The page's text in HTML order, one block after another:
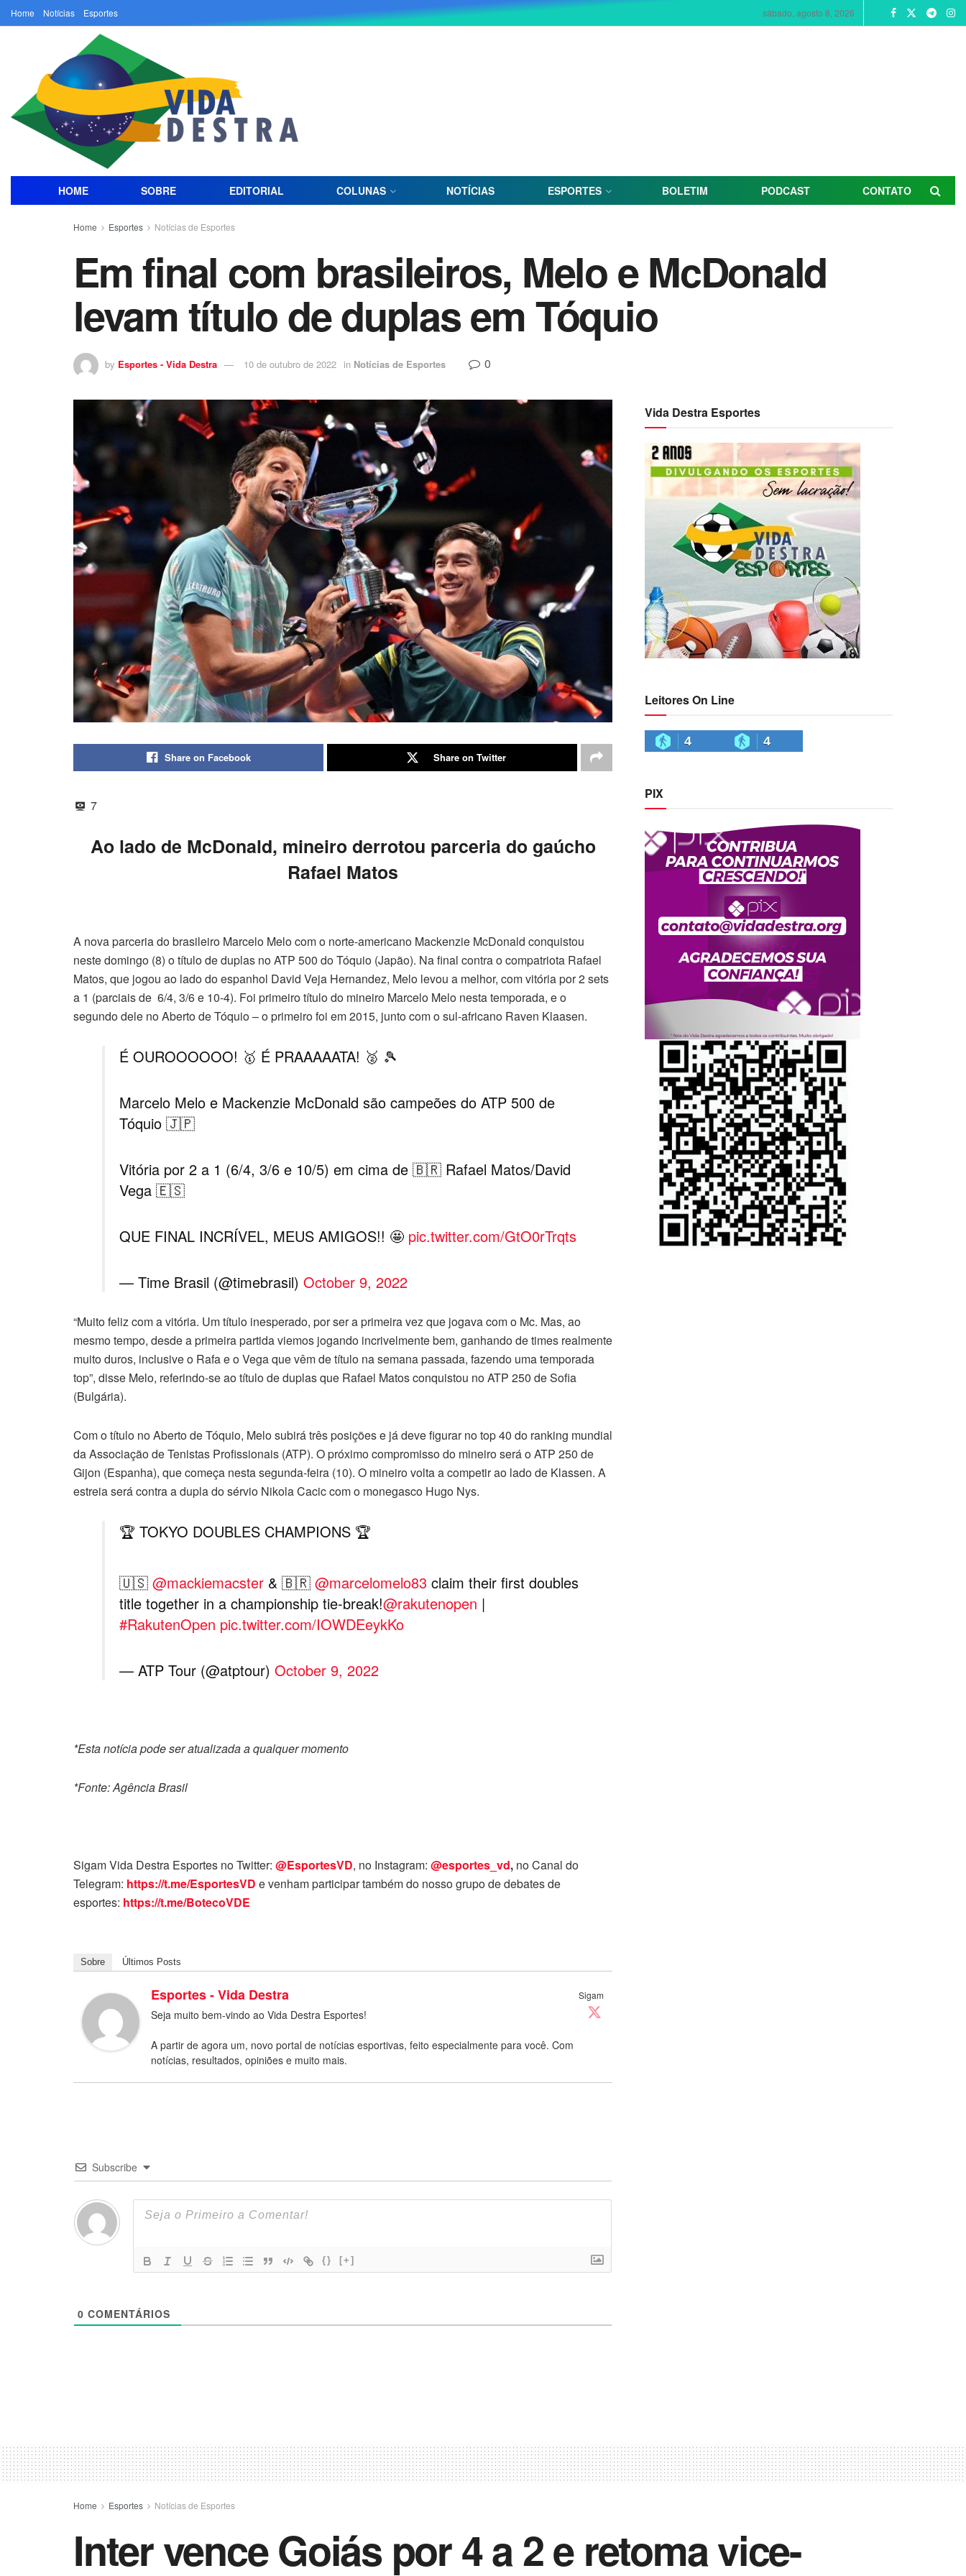
Home Notícias Esportes sábado, agosto 8, 2026
HOME SOBRE EDITORIAL COLUNAS NOTÍCIAS ESPORTES BOLETIM PODCAST CONTATO
Home Esportes Notícias de Esportes
Em final com brasileiros, Melo e McDonald
levam título de duplas em Tóquio
by Esportes - Vida Destra 10 de outubro de 2022 in Notícias de Esportes 0
Share on Facebook Share on Twitter
7
Ao lado de McDonald, mineiro derrotou parceria do gaúcho
Rafael Matos
A nova parceria do brasileiro Marcelo Melo com o norte-americano Mackenzie McDonald conquistou
neste domingo (8) o título de duplas no ATP 500 do Tóquio (Japão). Na final contra o compatriota Rafael
Matos, que jogou ao lado do espanhol David Veja Hernandez, Melo levou a melhor, com vitória por 2 sets
a 1 (parciais de 6/4, 3/6 e 10-4). Foi primeiro título do mineiro Marcelo Melo nesta temporada, e o
segundo dele no Aberto de Tóquio – o primeiro foi em 2015, junto com o sul-africano Raven Klaasen.
É OUROOOOOO! 🥇 É PRAAAAATA! 🥈 🎾
Marcelo Melo e Mackenzie McDonald são campeões do ATP 500 de
Tóquio 🇯🇵
Vitória por 2 a 1 (6/4, 3/6 e 10/5) em cima de 🇧🇷 Rafael Matos/David
Vega 🇪🇸
QUE FINAL INCRÍVEL, MEUS AMIGOS!! 🤩 pic.twitter.com/GtO0rTrqts
— Time Brasil (@timebrasil) October 9, 2022
“Muito feliz com a vitória. Um título inesperado, por ser a primeira vez que jogava com o Mc. Mas, ao
mesmo tempo, desde a primeira partida viemos jogando incrivelmente bem, ganhando de times realmente
muito duros, inclusive o Rafa e o Vega que vêm de título na semana passada, fazendo uma temporada
top”, disse Melo, referindo-se ao título de duplas que Rafael Matos conquistou no ATP 250 de Sofia
(Bulgária).
Com o título no Aberto de Tóquio, Melo subirá três posições e já deve figurar no top 40 do ranking mundial
da Associação de Tenistas Profissionais (ATP). O próximo compromisso do mineiro será o ATP 250 de
Gijon (Espanha), que começa nesta segunda-feira (10). O mineiro volta a competir ao lado de Klassen. A
estreia será contra a dupla do sérvio Nikola Cacic com o monegasco Hugo Nys.
🏆 TOKYO DOUBLES CHAMPIONS 🏆
🇺🇸 @mackiemacster & 🇧🇷 @marcelomelo83 claim their first doubles
title together in a championship tie-break!@rakutenopen |
#RakutenOpen pic.twitter.com/IOWDEeykKo
— ATP Tour (@atptour) October 9, 2022
*Esta notícia pode ser atualizada a qualquer momento
*Fonte: Agência Brasil
Sigam Vida Destra Esportes no Twitter: @EsportesVD, no Instagram: @esportes_vd, no Canal do
Telegram: https://t.me/EsportesVD e venham participar também do nosso grupo de debates de
esportes: https://t.me/BotecoVDE
Sobre Últimos Posts
Sigam
Esportes - Vida Destra
Seja muito bem-vindo ao Vida Destra Esportes!
A partir de agora um, novo portal de notícias esportivas, feito especialmente para você. Com
notícias, resultados, opiniões e muito mais.
Subscribe
{} [+]
0 COMENTÁRIOS
Vida Destra Esportes
Leitores On Line
4 4
PIX
Home Esportes Notícias de Esportes
Inter vence Goiás por 4 a 2 e retoma vice-